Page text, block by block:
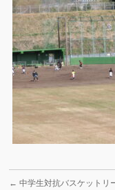
← 中学生対抗バスケットリ